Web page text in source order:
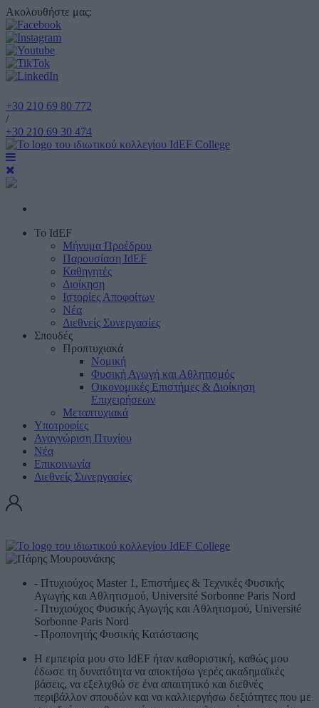
Ακολουθήστε μας:
+30 210 69 80 772
/
+30 210 69 30 474
Το IdEF
Μήνυμα Προέδρου
Παρουσίαση IdEF
Καθηγητές
Διοίκηση
Ιστορίες Αποφοίτων
Νέα
Διεθνείς Συνεργασίες
Σπουδές
Προπτυχιακά
Νομική
Φυσική Αγωγή και Αθλητισμός
Οικονομικές Επιστήμες & Διοίκηση
Επιχειρήσεων
Μεταπτυχιακά
Υποτροφίες
Αναγνώριση Πτυχίου
Νέα
Επικοινωνία
Διεθνείς Συνεργασίες
- Πτυχιούχος Master 1, Επιστήμες & Τεχνικές Φυσικής
Αγωγής και Αθλητισμού, Université Sorbonne Paris Nord
- Πτυχιούχος Φυσικής Αγωγής και Αθλητισμού, Université
Sorbonne Paris Nord
- Προπονητής Φυσικής Κατάστασης
Η εμπειρία μου στο IdEF ήταν καθοριστική, καθώς μου
έδωσε τη δυνατότητα να αποκτήσω γερές ακαδημαϊκές
βάσεις, να εξελιχθώ σε ένα απαιτητικό και διεθνές
περιβάλλον σπουδών και να καλλιεργήσω δεξιότητες που με